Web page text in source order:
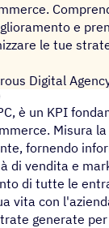
e
le tue
Digital
è un KPI
Misura
fornendo
di vendita e
di tutte le
vita con
generate